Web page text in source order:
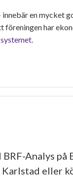
en mycket
föreningen har
Analys på
eller